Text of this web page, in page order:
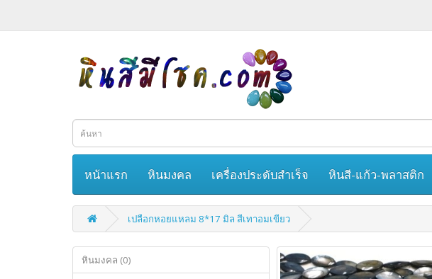
หน้าแรก หินมงคล เครื่องประดับสำเร็จ หินสี-แก้ว-พลาสติก
เปลือกหอยแหลม 8*17 มิล สีเทาอมเขียว
หินมงคล (0)